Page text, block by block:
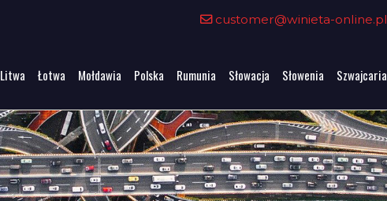
customer@winieta-online.pl
Litwa Łotwa Mołdawia Polska Rumunia Słowacja Słowenia Szwajcaria